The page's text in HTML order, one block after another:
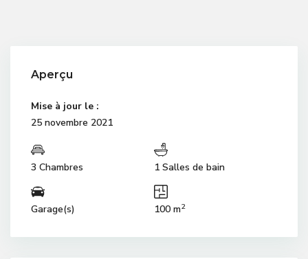
Aperçu
Mise à jour le :
25 novembre 2021
3 Chambres 1 Salles de bain
Garage(s) 100 m2